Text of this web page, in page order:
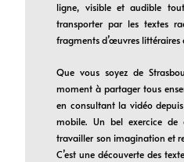
ligne, visible et audible
transporter par les textes
fragments d’œuvres littéraires
Que vous soyez de
moment à partager tous
en consultant la vidéo
mobile. Un bel exercice de
travailler son imagination et
C’est une découverte des